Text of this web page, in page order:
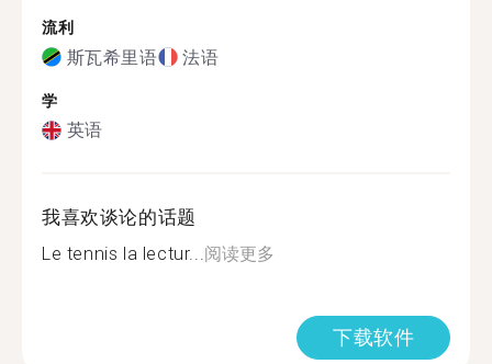
流利
斯瓦希里语 法语
学
英语
我喜欢谈论的话题
Le tennis la lectur...阅读更多
下载软件